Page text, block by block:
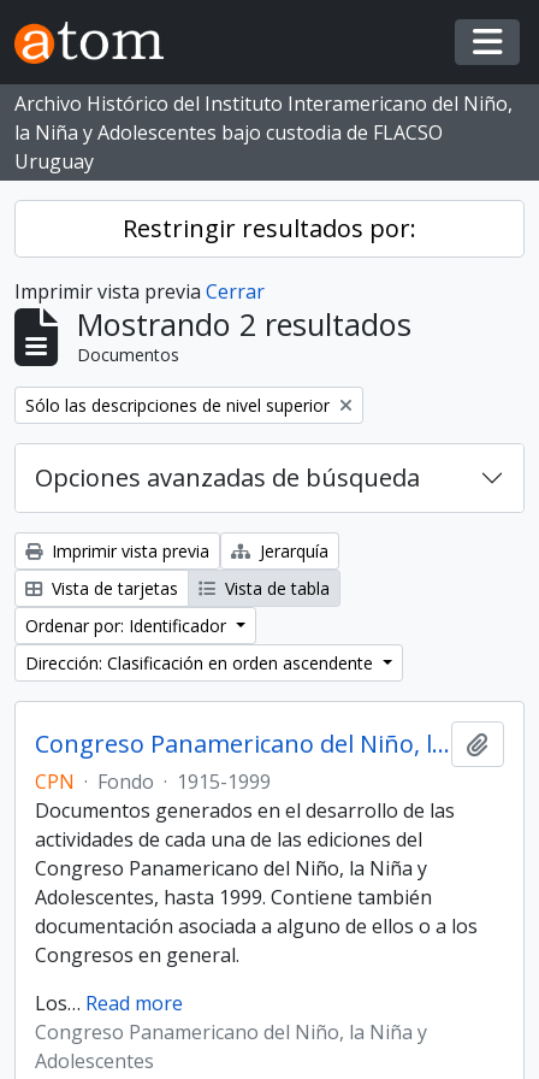
Skip to main content
Archivo Histórico del Instituto Interamericano del Niño,
la Niña y Adolescentes bajo custodia de FLACSO
Uruguay
Restringir resultados por:
Imprimir vista previa Cerrar
Mostrando 2 resultados
Documentos
Eliminar filtro:
Sólo las descripciones de nivel superior
Opciones avanzadas de búsqueda
Imprimir vista previa
Jerarquía
Vista de tarjetas
Vista de tabla
Ordenar por: Identificador
Dirección: Clasificación en orden ascendente
Congreso Panamericano del Niño, la Niña y Adolescentes
CPN · Fondo · 1915-1999
Documentos generados en el desarrollo de las
actividades de cada una de las ediciones del
Congreso Panamericano del Niño, la Niña y
Adolescentes, hasta 1999. Contiene también
documentación asociada a alguno de ellos o a los
Congresos en general.
Los… Read more
Congreso Panamericano del Niño, la Niña y
Adolescentes